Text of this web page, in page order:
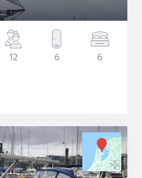
12 6 6